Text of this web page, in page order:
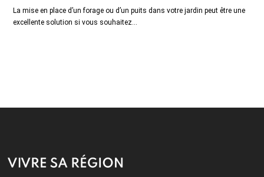
La mise en place d’un forage ou d’un puits dans votre jardin peut être une
excellente solution si vous souhaitez...